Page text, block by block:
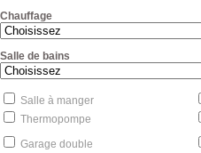
Chauffage
Salle de bains
Salle à manger
Thermopompe
Garage double